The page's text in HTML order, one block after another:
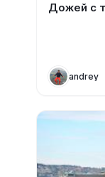
Дожей с
andrey